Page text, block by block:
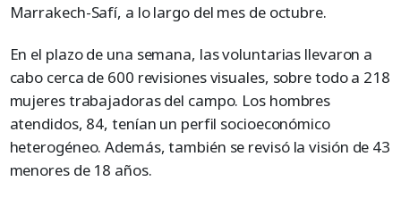
Marrakech-Safí, a lo largo del mes de octubre.
En el plazo de una semana, las voluntarias llevaron a
cabo cerca de 600 revisiones visuales, sobre todo a 218
mujeres trabajadoras del campo. Los hombres
atendidos, 84, tenían un perfil socioeconómico
heterogéneo. Además, también se revisó la visión de 43
menores de 18 años.